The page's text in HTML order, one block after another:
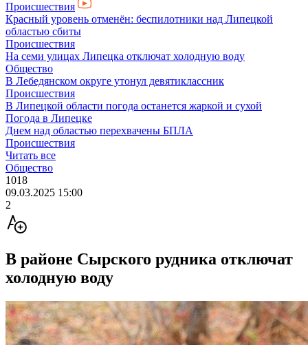
Происшествия
Красный уровень отменён: беспилотники над Липецкой
областью сбиты
Происшествия
На семи улицах Липецка отключат холодную воду
Общество
В Лебедянском округе утонул девятиклассник
Происшествия
В Липецкой области погода останется жаркой и сухой
Погода в Липецке
Днем над областью перехвачены БПЛА
Происшествия
Читать все
Общество
1018
09.03.2025 15:00
2
В районе Сырского рудника отключат
холодную воду